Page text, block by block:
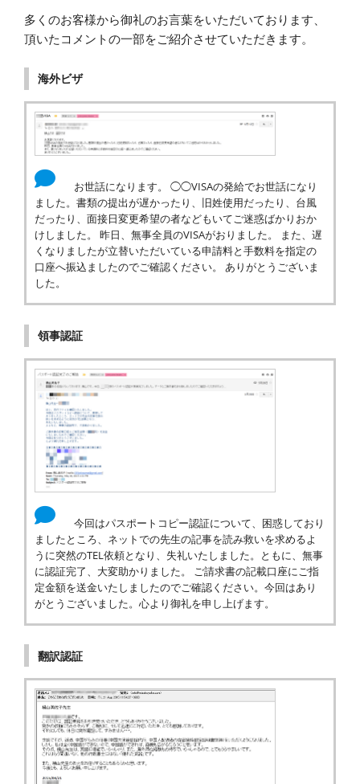
多くのお客様から御礼のお言葉をいただいております、
頂いたコメントの一部をご紹介させていただきます。
海外ビザ
お世話になります。 ◯◯VISAの発給でお世話になり
ました。書類の提出が遅かったり、旧姓使用だったり、台風
だったり、面接日変更希望の者などもいてご迷惑ばかりおか
けしました。 昨日、無事全員のVISAがおりました。 また、遅
くなりましたが立替いただいている申請料と手数料を指定の
口座へ振込ましたのでご確認ください。 ありがとうございま
した。
領事認証
今回はパスポートコピー認証について、困惑しており
ましたところ、ネットでの先生の記事を読み救いを求めるよ
うに突然のTEL依頼となり、失礼いたしました。ともに、無事
に認証完了、大変助かりました。 ご請求書の記載口座にご指
定金額を送金いたしましたのでご確認ください。今回はあり
がとうございました。心より御礼を申し上げます。
翻訳認証